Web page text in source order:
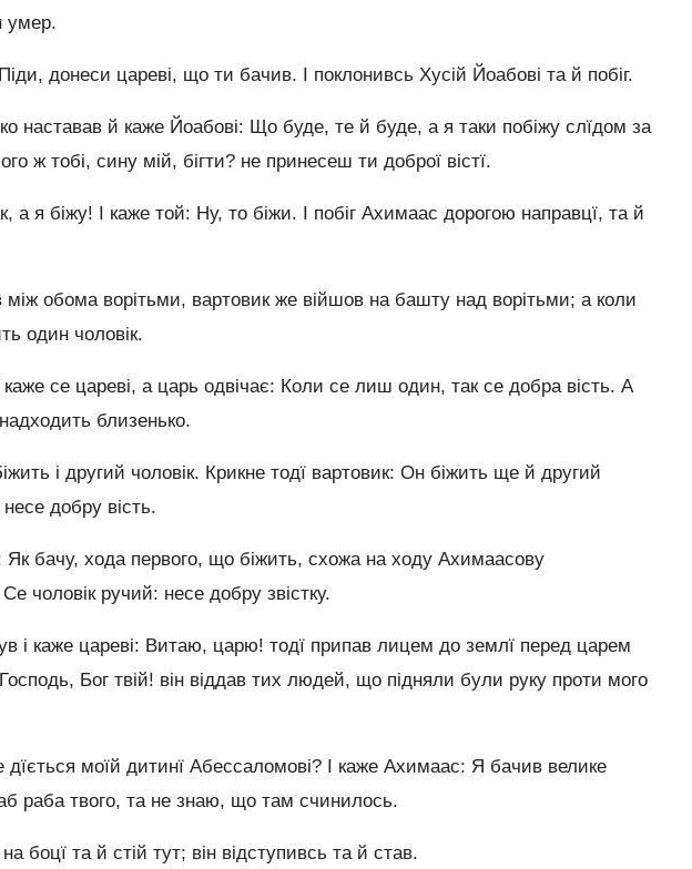
умер.
донеси цареві, що ти бачив. І поклонивсь Хусій Йоабові та й побіг.
наставав й каже Йоабові: Що буде, те й буде, а я таки побіжу слїдом за
ж тобі, сину мій, бігти? не принесеш ти доброї вістї.
а я біжу! І каже той: Ну, то біжи. І побіг Ахимаас дорогою направцї, та й
між обома ворітьми, вартовик же війшов на башту над ворітьми; а коли
один чоловік.
каже се цареві, а царь одвічає: Коли се лиш один, так се добра вість. А
близенько.
і другий чоловік. Крикне тодї вартовик: Он біжить ще й другий
добру вість.
Як бачу, хода первого, що біжить, схожа на ходу Ахимаасову
чоловік ручий: несе добру звістку.
і каже цареві: Витаю, царю! тодї припав лицем до землї перед царем
Бог твій! він віддав тих людей, що підняли були руку проти мого
дїється моїй дитинї Абессаломові? І каже Ахимаас: Я бачив велике
раба твого, та не знаю, що там счинилось.
боцї та й стій тут; він відступивсь та й став.